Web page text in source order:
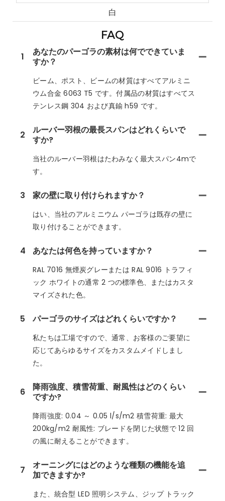
白
FAQ
1
あなたのパーゴラの素材は何でできていま
すか？
ビーム、ポスト、ビームの材質はすべてアルミニ
ウム合金 6063 T5 です。付属品の材質はすべてス
テンレス鋼 304 および真鍮 h59 です。
2
ルーバー羽根の最長スパンはどれくらいで
すか?
当社のルーバー羽根はたわみなく最大スパン4mで
す。
3 家の壁に取り付けられますか？
はい、当社のアルミニウム パーゴラは既存の壁に
取り付けることができます。
4 あなたは何色を持っていますか？
RAL 7016 無煙炭グレーまたは RAL 9016 トラフィ
ック ホワイトの通常 2 つの標準色、またはカスタ
マイズされた色。
5 パーゴラのサイズはどれくらいですか？
私たちは工場ですので、通常、お客様のご要望に
応じてあらゆるサイズをカスタムメイドしまし
た。
6
降雨強度、積雪荷重、耐風性はどのくらい
ですか?
降雨強度: 0.04 ～ 0.05 l/s/m2 積雪荷重: 最大
200kg/m2 耐風性: ブレードを閉じた状態で 12 回
の風に耐えることができます。
7
オーニングにはどのような種類の機能を追
加できますか?
また、統合型 LED 照明システム、ジップ トラック